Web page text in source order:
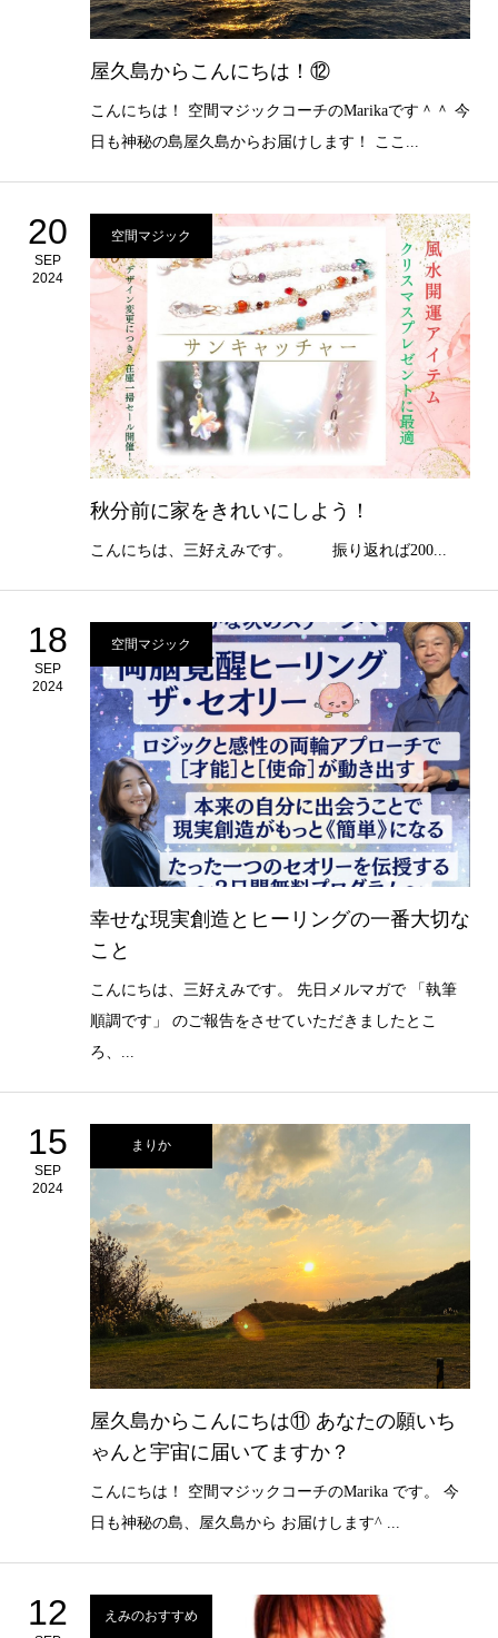
屋久島からこんにちは！⑫
こんにちは！ 空間マジックコーチのMarikaです＾＾ 今
日も神秘の島屋久島からお届けします！ ここ...
20
SEP
2024
空間マジック
秋分前に家をきれいにしよう！
こんにちは、三好えみです。 振り返れば200...
18
SEP
2024
空間マジック
幸せな現実創造とヒーリングの一番大切な
こと
こんにちは、三好えみです。 先日メルマガで 「執筆
順調です」 のご報告をさせていただきましたとこ
ろ、...
15
SEP
2024
まりか
屋久島からこんにちは⑪ あなたの願いち
ゃんと宇宙に届いてますか？
こんにちは！ 空間マジックコーチのMarika です。 今
日も神秘の島、屋久島から お届けします^ ...
12 えみのおすすめ